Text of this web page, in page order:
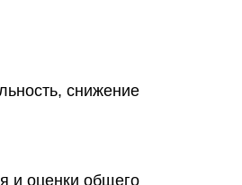
снижение
и оценки общего